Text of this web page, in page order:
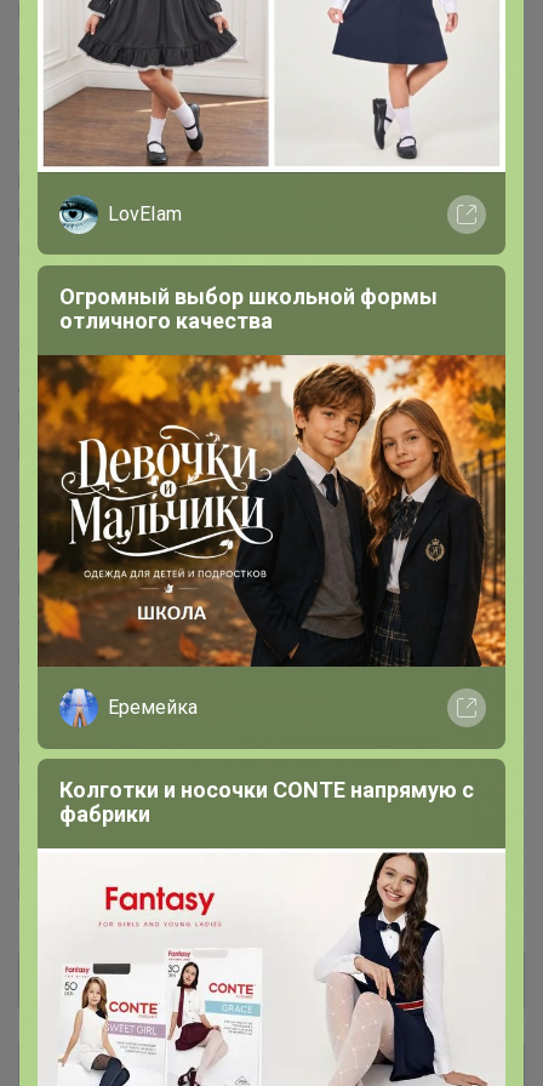
Общий каталог
Paw Patrol™
Hasbro™ Luazon Home™
БУКВА-ЛЕНД™
Лесная мастерская™
Мастер К™
Маша и Медведь™
Синий трактор™
Смешарики™
Эксмо™
Издательский дом ПИТЕР™
Эксмодетство™
Издательский дом «Самокат»™
БОМБОРА™
Fanzon™
Издательская группа АСТ™
SAFEX™
Мой выбор™
Добропаровъ™
ЭТЕЛЬ™ ДОЛЯНА™
LoveLife™
Экономь и Я™
Крошка Я™
Уральская мануфактура™
Страна Карнавалия™
Хорошие сувениры™
Альтернатива™
Эврики™ IDEA™ Evis™
ERGOPOWER™
BIC™
ArtFox™ ARTLAVKA™ Calligrata™
Paw Patrol™
MARVEL™
LANCER™
Школа талантов™
Лесная мастерская™
Маша и Медведь™
Синий трактор™
ЛАС ИГРАС™
Queen fair™ POMPOSHKI™
WOOW TOYS™
Крошка Я™
Дарите счастье™
Школа Талантов™
Mum&Baby™
ТУНДРА™ Royal Garden™
Family look™
Соломон™
Like me™
Семейные традиции™
Весёлые липучки™
Страна Карнавалия™
Чистое счастье™
Керамика ручной работы™
Adelica™
Дорого внимание™
Красная глина™
Luminarc™ ONLITOP™
YUGANA™
PROGRESS™
Sangh Micio™ ZABIAKA™
TEXTURA™
ZAIN™
PUMA™
Puzzle™
Puzzle Time™
Collorista™
LovEIam
Огромный выбор школьной формы
отличного качества
Еремейка
Колготки и носочки CONTE напрямую с
фабрики